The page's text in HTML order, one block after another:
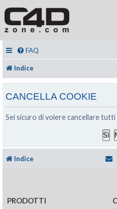
FAQ
Indice
CANCELLA COOKIE
Sei sicuro di volere cancellare
Indice
PRODOTTI